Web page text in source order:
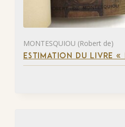
MONTESQUIOU (Robert de)
ESTIMATION DU LIVRE «